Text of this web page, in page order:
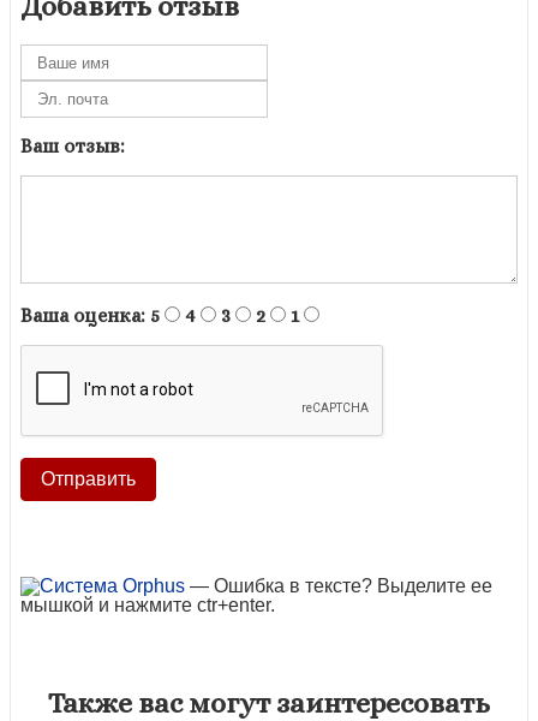
Ваш отзыв:
Ваша оценка: 5 4 3 2 1
— Ошибка в тексте? Выделите ее
мышкой и нажмите ctr+enter.
Также вас могут заинтересовать